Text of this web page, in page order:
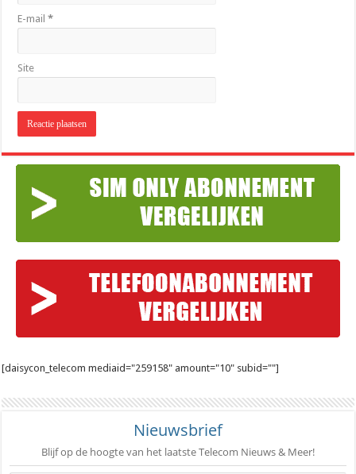
E-mail*
Site
[daisycon_telecom mediaid="259158" amount="10" subid=""]
Nieuwsbrief
Blijf op de hoogte van het laatste Telecom Nieuws & Meer!